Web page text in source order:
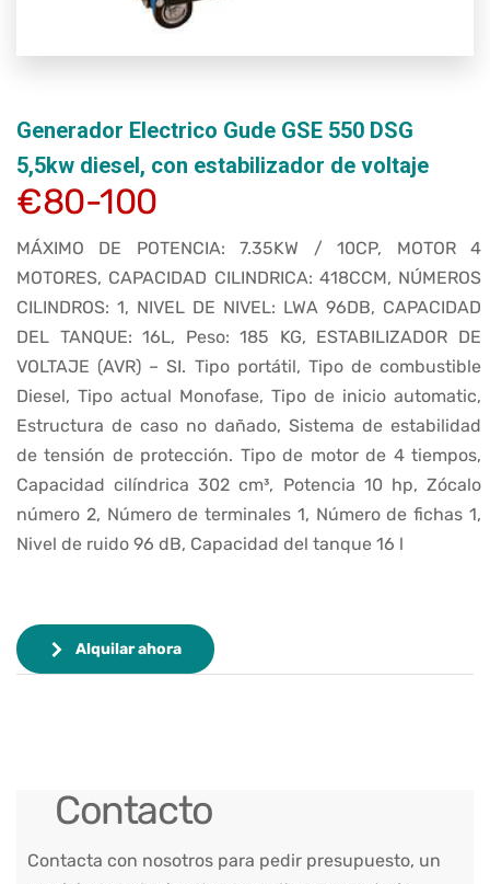
Generador Electrico Gude GSE 550 DSG
5,5kw diesel, con estabilizador de voltaje
€80-100
MÁXIMO DE POTENCIA: 7.35KW / 10CP, MOTOR 4
MOTORES, CAPACIDAD CILINDRICA: 418CCM, NÚMEROS
CILINDROS: 1, NIVEL DE NIVEL: LWA 96DB, CAPACIDAD
DEL TANQUE: 16L, Peso: 185 KG, ESTABILIZADOR DE
VOLTAJE (AVR) – SI. Tipo portátil, Tipo de combustible
Diesel, Tipo actual Monofase, Tipo de inicio automatic,
Estructura de caso no dañado, Sistema de estabilidad
de tensión de protección. Tipo de motor de 4 tiempos,
Capacidad cilíndrica 302 cm³, Potencia 10 hp, Zócalo
número 2, Número de terminales 1, Número de fichas 1,
Nivel de ruido 96 dB, Capacidad del tanque 16 l
Alquilar ahora
Contacto
Contacta con nosotros para pedir presupuesto, un